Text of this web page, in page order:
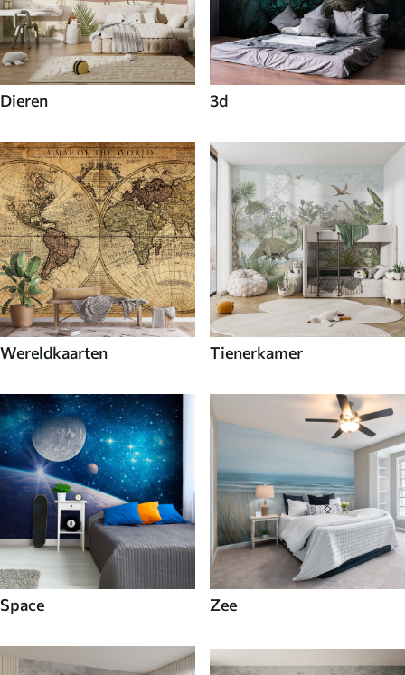
Dieren 3d
Wereldkaarten Tienerkamer
Space Zee